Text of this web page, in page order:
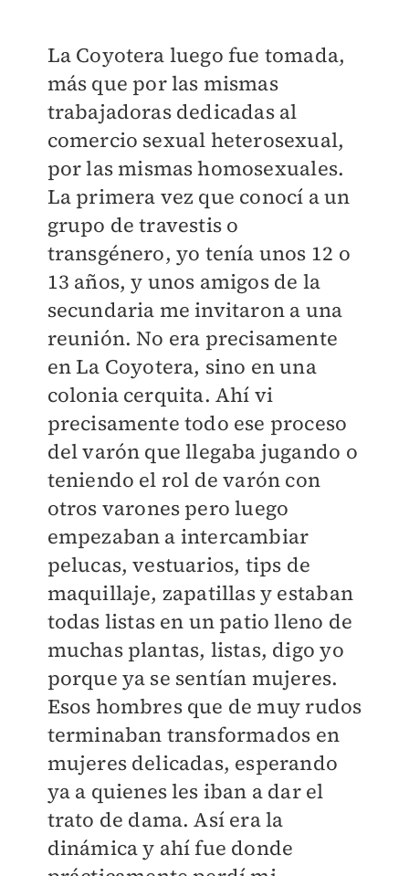
La Coyotera luego fue tomada,
más que por las mismas
trabajadoras dedicadas al
comercio sexual heterosexual,
por las mismas homosexuales.
La primera vez que conocí a un
grupo de travestis o
transgénero, yo tenía unos 12 o
13 años, y unos amigos de la
secundaria me invitaron a una
reunión. No era precisamente
en La Coyotera, sino en una
colonia cerquita. Ahí vi
precisamente todo ese proceso
del varón que llegaba jugando o
teniendo el rol de varón con
otros varones pero luego
empezaban a intercambiar
pelucas, vestuarios, tips de
maquillaje, zapatillas y estaban
todas listas en un patio lleno de
muchas plantas, listas, digo yo
porque ya se sentían mujeres.
Esos hombres que de muy rudos
terminaban transformados en
mujeres delicadas, esperando
ya a quienes les iban a dar el
trato de dama. Así era la
dinámica y ahí fue donde